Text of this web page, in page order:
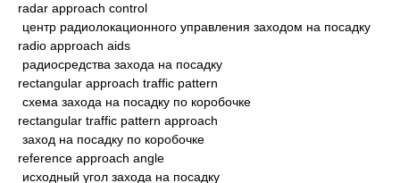
radar approach control
центр радиолокационного управления заходом на посадку
radio approach aids
радиосредства захода на посадку
rectangular approach traffic pattern
схема захода на посадку по коробочке
rectangular traffic pattern approach
заход на посадку по коробочке
reference approach angle
исходный угол захода на посадку